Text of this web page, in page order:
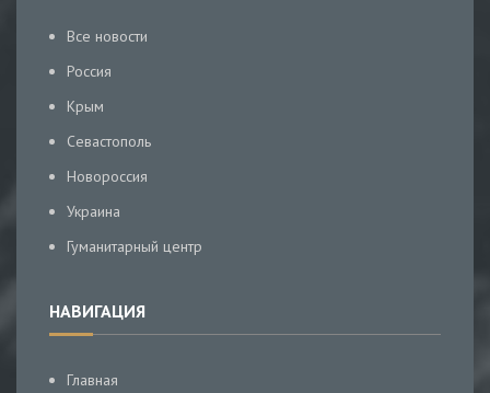
Все новости
Россия
Крым
Севастополь
Новороссия
Украина
Гуманитарный центр
НАВИГАЦИЯ
Главная